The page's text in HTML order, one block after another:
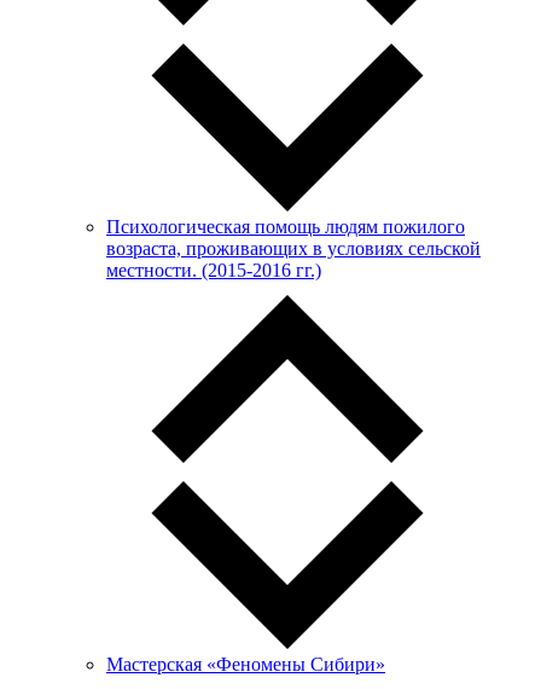
Психологическая помощь людям пожилого
возраста, проживающих в условиях сельской
местности. (2015-2016 гг.)
Мастерская «Феномены Сибири»